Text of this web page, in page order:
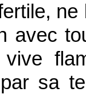
avec
vive
par sa